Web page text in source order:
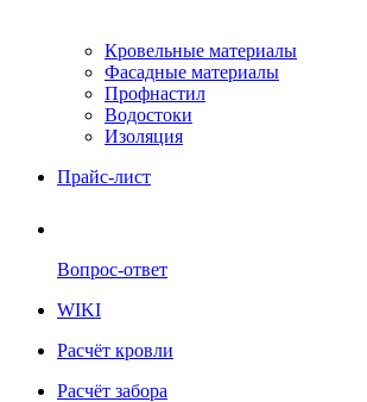
Кровельные материалы
Фасадные материалы
Профнастил
Водостоки
Изоляция
Прайс-лист
Вопрос-ответ
WIKI
Расчёт кровли
Расчёт забора